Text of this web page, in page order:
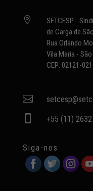

SETCESP -
de Carga de
Rua Orlando
Vila Maria - São
CEP: 02121-021

 +55 (11)
Siga-nos